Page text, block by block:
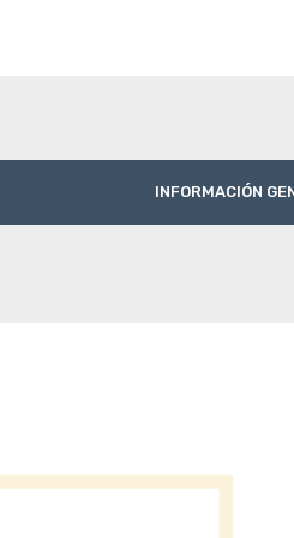
INFORMACIÓN